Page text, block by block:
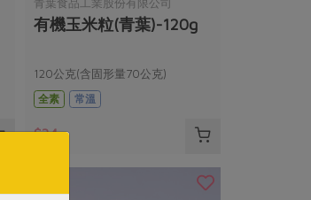
青葉食品工業股份有限公司
有機玉米粒(青葉)-120g
120公克(含固形量70公克)
全素
常溫
$34